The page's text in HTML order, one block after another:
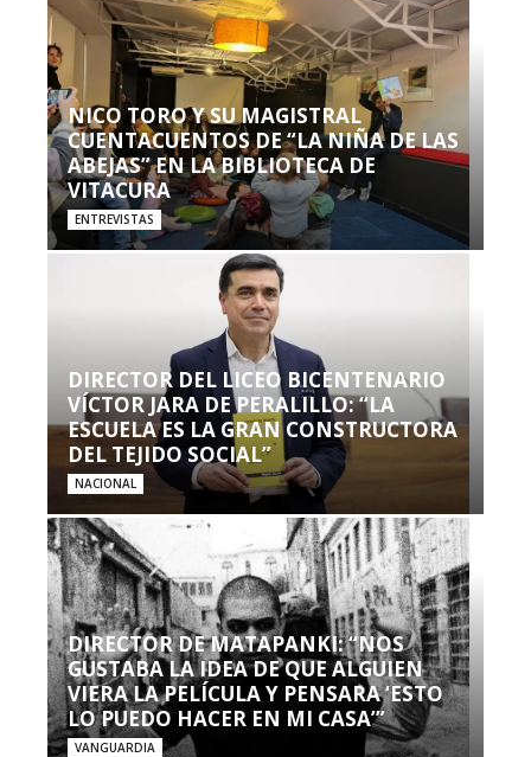
NICO TORO Y SU MAGISTRAL
CUENTACUENTOS DE “LA NIÑA DE LAS
ABEJAS” EN LA BIBLIOTECA DE
VITACURA
ENTREVISTAS
DIRECTOR DEL LICEO BICENTENARIO
VÍCTOR JARA DE PERALILLO: “LA
ESCUELA ES LA GRAN CONSTRUCTORA
DEL TEJIDO SOCIAL”
NACIONAL
DIRECTOR DE MATAPANKI: “NOS
GUSTABA LA IDEA DE QUE ALGUIEN
VIERA LA PELÍCULA Y PENSARA ‘ESTO
LO PUEDO HACER EN MI CASA’”
VANGUARDIA